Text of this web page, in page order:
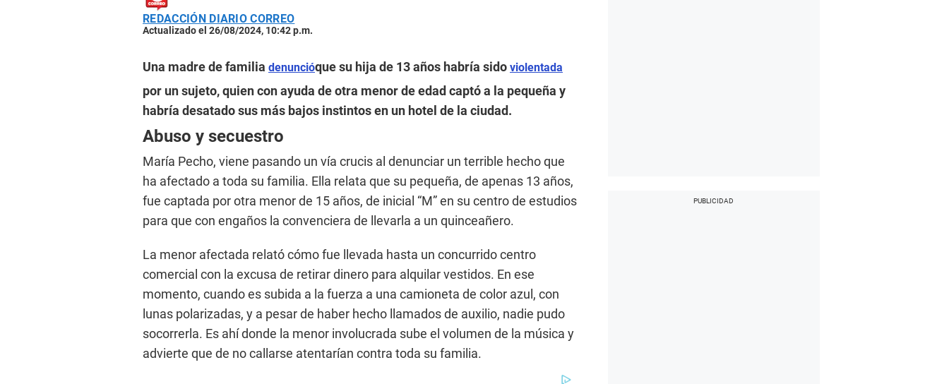
REDACCIÓN DIARIO CORREO
Actualizado el 26/08/2024, 10:42 p.m.
Una madre de familia denuncióque su hija de 13 años habría sido violentada
por un sujeto, quien con ayuda de otra menor de edad captó a la pequeña y
habría desatado sus más bajos instintos en un hotel de la ciudad.
Abuso y secuestro
María Pecho, viene pasando un vía crucis al denunciar un terrible hecho que
ha afectado a toda su familia. Ella relata que su pequeña, de apenas 13 años,
fue captada por otra menor de 15 años, de inicial “M” en su centro de estudios
para que con engaños la convenciera de llevarla a un quinceañero.
La menor afectada relató cómo fue llevada hasta un concurrido centro
comercial con la excusa de retirar dinero para alquilar vestidos. En ese
momento, cuando es subida a la fuerza a una camioneta de color azul, con
lunas polarizadas, y a pesar de haber hecho llamados de auxilio, nadie pudo
socorrerla. Es ahí donde la menor involucrada sube el volumen de la música y
advierte que de no callarse atentarían contra toda su familia.